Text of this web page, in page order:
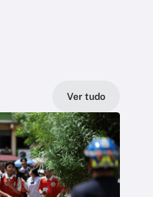
Ver tudo